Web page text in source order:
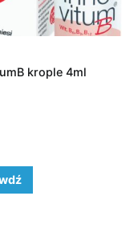
krople 4ml